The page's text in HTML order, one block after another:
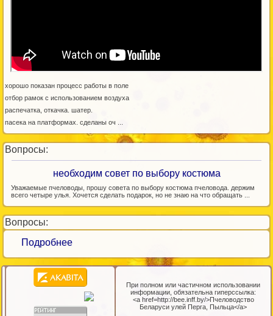
хорошо показан процесс работы в поле
отбор рамок с использованием воздуха
распечатка, откачка. шатер.
пасека на платформах. сделаны оч ...
Вопросы:
необходим совет по выбору костюма
Уважаемые пчеловоды, прошу совета по выбору костюма пчеловода. держим
всего четыре улья. Хочется сделать подарок, но не знаю на что обращать ...
Вопросы:
Подробнее
При полном или частичном использовании
информации, обязательна гиперссылка:
<a href=http://bee.inff.by/>Пчеловодство
Беларуси улей Перга, Пыльца</a>